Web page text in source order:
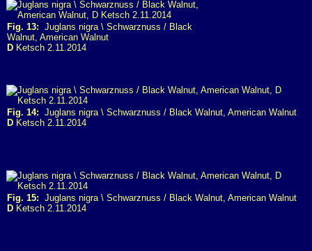
Fig. 13: Juglans nigra \ Schwarznuss / Black
Walnut, American Walnut
D Ketsch 2.11.2014
Fig. 14: Juglans nigra \ Schwarznuss / Black Walnut, American Walnut
D Ketsch 2.11.2014
Fig. 15: Juglans nigra \ Schwarznuss / Black Walnut, American Walnut
D Ketsch 2.11.2014